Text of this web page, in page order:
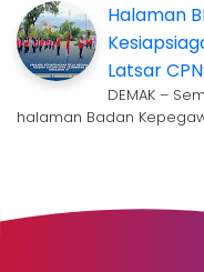
Halaman
Latsar
DEMAK –
halaman Badan